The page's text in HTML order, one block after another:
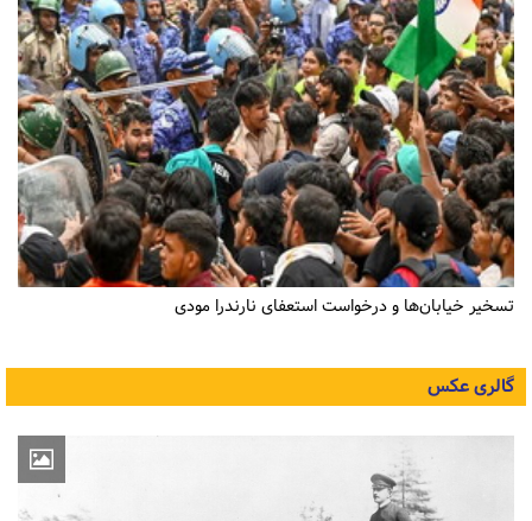
تسخیر خیابان‌ها و درخواست استعفای نارندرا مودی
گالری عکس